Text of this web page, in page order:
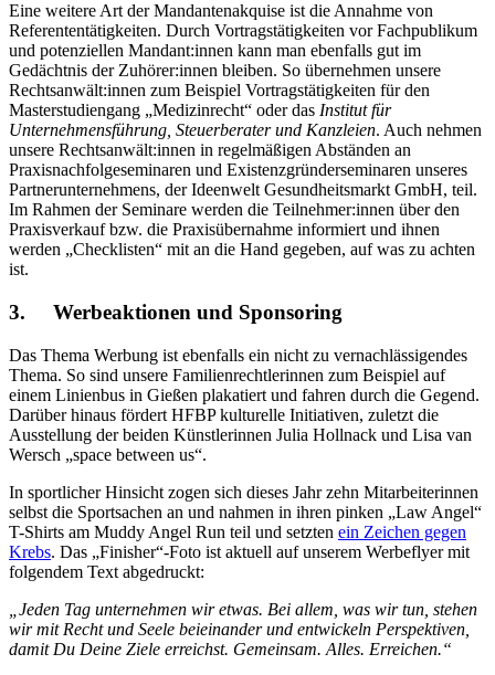
Eine weitere Art der Mandantenakquise ist die Annahme von
Referententätigkeiten. Durch Vortragstätigkeiten vor Fachpublikum
und potenziellen Mandant:innen kann man ebenfalls gut im
Gedächtnis der Zuhörer:innen bleiben. So übernehmen unsere
Rechtsanwält:innen zum Beispiel Vortragstätigkeiten für den
Masterstudiengang „Medizinrecht“ oder das Institut für
Unternehmensführung, Steuerberater und Kanzleien. Auch nehmen
unsere Rechtsanwält:innen in regelmäßigen Abständen an
Praxisnachfolgeseminaren und Existenzgründerseminaren unseres
Partnerunternehmens, der Ideenwelt Gesundheitsmarkt GmbH, teil.
Im Rahmen der Seminare werden die Teilnehmer:innen über den
Praxisverkauf bzw. die Praxisübernahme informiert und ihnen
werden „Checklisten“ mit an die Hand gegeben, auf was zu achten
ist.
3. Werbeaktionen und Sponsoring
Das Thema Werbung ist ebenfalls ein nicht zu vernachlässigendes
Thema. So sind unsere Familienrechtlerinnen zum Beispiel auf
einem Linienbus in Gießen plakatiert und fahren durch die Gegend.
Darüber hinaus fördert HFBP kulturelle Initiativen, zuletzt die
Ausstellung der beiden Künstlerinnen Julia Hollnack und Lisa van
Wersch „space between us“.
In sportlicher Hinsicht zogen sich dieses Jahr zehn Mitarbeiterinnen
selbst die Sportsachen an und nahmen in ihren pinken „Law Angel“
T-Shirts am Muddy Angel Run teil und setzten ein Zeichen gegen
Krebs. Das „Finisher“-Foto ist aktuell auf unserem Werbeflyer mit
folgendem Text abgedruckt:
„Jeden Tag unternehmen wir etwas. Bei allem, was wir tun, stehen
wir mit Recht und Seele beieinander und entwickeln Perspektiven,
damit Du Deine Ziele erreichst. Gemeinsam. Alles. Erreichen.“